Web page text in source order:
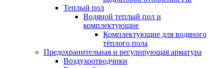
Теплый пол
Водяной теплый пол и
комплектующие
Комплектующие для водяного
тёплого пола
Предохранительная и регулирующая арматура
Воздухоотводчики